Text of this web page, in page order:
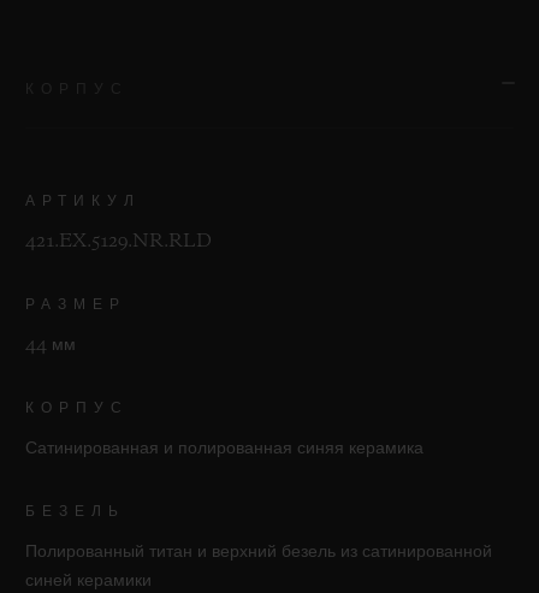
АРТИКУЛ
421.EX.5129.NR.RLD
РАЗМЕР
44 мм
КОРПУС
Сатинированная и полированная синяя керамика
БЕЗЕЛЬ
Полированный титан и верхний безель из сатинированной
синей керамики